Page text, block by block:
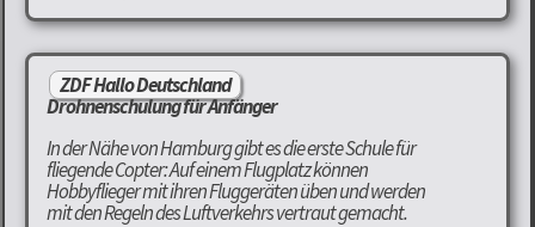
ZDF Hallo Deutschland
Drohnenschulung für Anfänger
In der Nähe von Hamburg gibt es die erste Schule für
fliegende Copter: Auf einem Flugplatz können
Hobbyflieger mit ihren Fluggeräten üben und werden
mit den Regeln des Luftverkehrs vertraut gemacht.